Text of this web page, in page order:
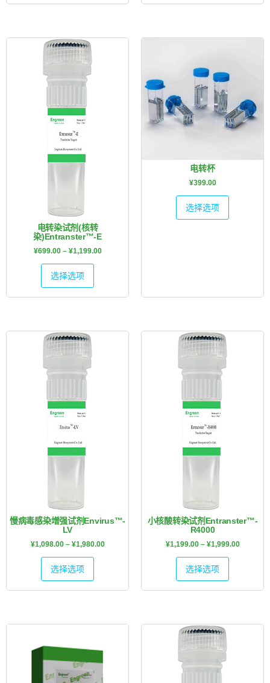
电转染试剂(核转
染)Entranster™-E
¥699.00 – ¥1,199.00
选择选项
电转杯
¥399.00
选择选项
慢病毒感染增强试剂Envirus™-
LV
¥1,098.00 – ¥1,980.00
选择选项
小核酸转染试剂Entranster™-
R4000
¥1,199.00 – ¥1,999.00
选择选项